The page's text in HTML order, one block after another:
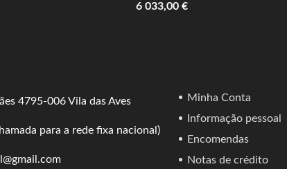
6 033,00 €
4795-006 Vila das Aves
para a rede fixa nacional)
Minha Conta
Informação pessoal
Encomendas
Notas de crédito